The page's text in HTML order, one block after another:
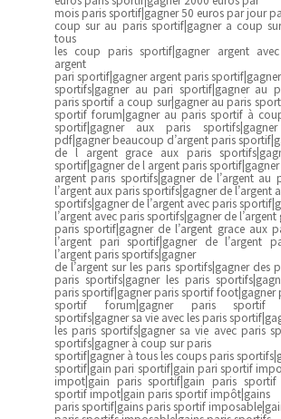
mois paris sportif|gagner 50 euros par jour
coup sur au paris sportif|gagner a coup
tous
les coup paris sportif|gagner argent
argent
pari sportif|gagner argent paris
sportifs|gagner au pari sportif|gagner au
paris sportif a coup sur|gagner au paris
sportif forum|gagner au paris sportif à
sportif|gagner aux paris
pdf|gagner beaucoup d’argent paris
de l argent grace aux paris
sportif|gagner de l argent paris sportif|gagner
argent paris sportifs|gagner de l’argent au
l’argent aux paris sportifs|gagner de l’argent
sportifs|gagner de l’argent avec paris
l’argent avec paris sportifs|gagner de l’argent
paris sportif|gagner de l’argent grace aux
l’argent pari sportif|gagner de l’argent
l’argent paris sportifs|gagner
de l’argent sur les paris sportifs|gagner des
paris sportifs|gagner les paris
paris sportif|gagner paris sportif foot|gagner
sportif forum|gagner paris sportif
sportifs|gagner sa vie avec les paris
les paris sportifs|gagner sa vie avec paris
sportifs|gagner à coup sur paris
sportif|gagner à tous les coups paris
sportif|gain pari sportif|gain pari sportif
impot|gain paris sportif|gain paris sportif
sportif impot|gain paris sportif impôt|gains
paris sportif|gains paris sportif